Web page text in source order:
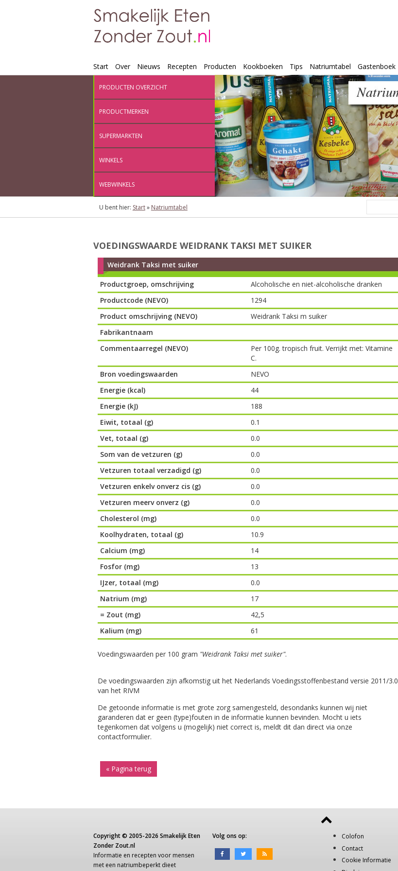
Start Over Nieuws Recepten Producten Kookboeken Tips Natriumtabel Gastenboek
PRODUCTEN OVERZICHT
PRODUCTMERKEN
SUPERMARKTEN
WINKELS
WEBWINKELS
U bent hier: Start» Natriumtabel
VOEDINGSWAARDE WEIDRANK TAKSI MET SUIKER
Weidrank Taksi met suiker
Productgroep, omschrijving
Alcoholische en niet-alcoholische dranken
Productcode (NEVO)
1294
Product omschrijving (NEVO)
Weidrank Taksi m suiker
Fabrikantnaam
Commentaarregel (NEVO)
Per 100g. tropisch fruit. Verrijkt met: Vitamine
C.
Bron voedingswaarden
NEVO
Energie (kcal)
44
Energie (kJ)
188
Eiwit, totaal (g)
0.1
Vet, totaal (g)
0.0
Som van de vetzuren (g)
0.0
Vetzuren totaal verzadigd (g)
0.0
Vetzuren enkelv onverz cis (g)
0.0
Vetzuren meerv onverz (g)
0.0
Cholesterol (mg)
0.0
Koolhydraten, totaal (g)
10.9
Calcium (mg)
14
Fosfor (mg)
13
IJzer, totaal (mg)
0.0
Natrium (mg)
17
= Zout (mg)
42,5
Kalium (mg)
61
Voedingswaarden per 100 gram "Weidrank Taksi met suiker".
De voedingswaarden zijn afkomstig uit het Nederlands Voedingsstoffenbestand versie 2011/3.0
van het RIVM
De getoonde informatie is met grote zorg samengesteld, desondanks kunnen wij niet
garanderen dat er geen (type)fouten in de informatie kunnen bevinden. Mocht u iets
tegenkomen dat volgens u (mogelijk) niet correct is, meldt dit dan direct via onze
contactformulier.
« Pagina terug
Copyright © 2005-2026 Smakelijk Eten
Zonder Zout.nl
Informatie en recepten voor mensen
met een natriumbeperkt dieet
Volg ons op:
Colofon
Contact
Cookie Informatie